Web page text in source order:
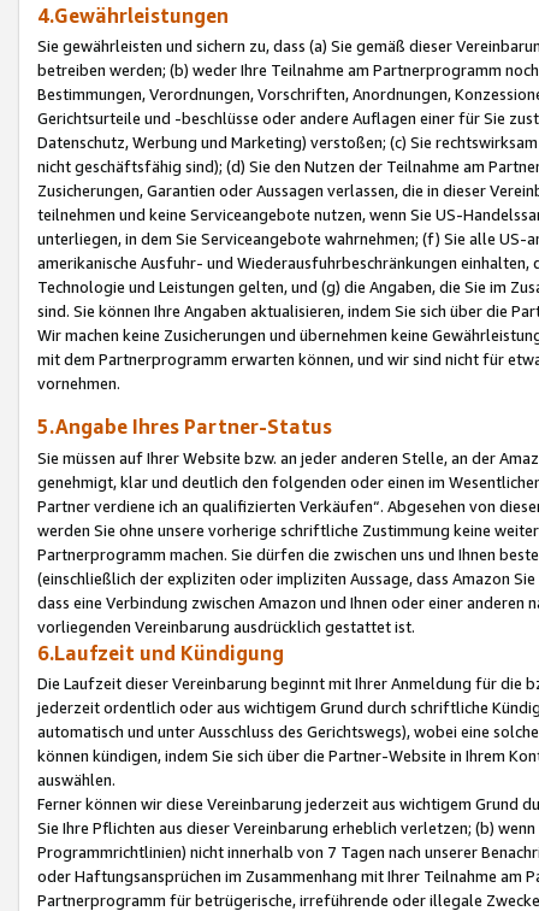
4.Gewährleistungen
Sie gewährleisten und sichern zu, dass (a) Sie gemäß dieser
betreiben werden; (b) weder Ihre Teilnahme am Partnerprogramm
Bestimmungen, Verordnungen, Vorschriften, Anordnungen,
Gerichtsurteile und -beschlüsse oder andere Auflagen einer für Sie
Datenschutz, Werbung und Marketing) verstoßen; (c) Sie
nicht geschäftsfähig sind); (d) Sie den Nutzen der Teilnahme am
Zusicherungen, Garantien oder Aussagen verlassen, die in dieser
teilnehmen und keine Serviceangebote nutzen, wenn Sie US-
unterliegen, in dem Sie Serviceangebote wahrnehmen; (f) Sie alle
amerikanische Ausfuhr- und Wiederausfuhrbeschränkungen
Technologie und Leistungen gelten, und (g) die Angaben, die Sie im
sind. Sie können Ihre Angaben aktualisieren, indem Sie sich über die
Wir machen keine Zusicherungen und übernehmen keine
mit dem Partnerprogramm erwarten können, und wir sind nicht für
vornehmen.
5.Angabe Ihres Partner-Status
Sie müssen auf Ihrer Website bzw. an jeder anderen Stelle, an der
genehmigt, klar und deutlich den folgenden oder einen im
Partner verdiene ich an qualifizierten Verkäufen“. Abgesehen von
werden Sie ohne unsere vorherige schriftliche Zustimmung keine
Partnerprogramm machen. Sie dürfen die zwischen uns und Ihnen
(einschließlich der expliziten oder impliziten Aussage, dass Amazon
dass eine Verbindung zwischen Amazon und Ihnen oder einer
vorliegenden Vereinbarung ausdrücklich gestattet ist.
6.Laufzeit und Kündigung
Die Laufzeit dieser Vereinbarung beginnt mit Ihrer Anmeldung für die
jederzeit ordentlich oder aus wichtigem Grund durch schriftliche
automatisch und unter Ausschluss des Gerichtswegs), wobei eine
können kündigen, indem Sie sich über die Partner-Website in Ihrem
auswählen.
Ferner können wir diese Vereinbarung jederzeit aus wichtigem Grund
Sie Ihre Pflichten aus dieser Vereinbarung erheblich verletzen; (b)
Programmrichtlinien) nicht innerhalb von 7 Tagen nach unserer
oder Haftungsansprüchen im Zusammenhang mit Ihrer Teilnahme am
Partnerprogramm für betrügerische, irreführende oder illegale